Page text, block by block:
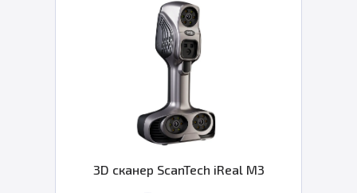
3D сканер ScanTech iReal M3